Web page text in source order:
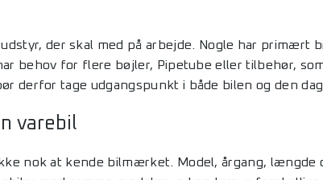
der skal med på arbejde. Nogle har primært
behov for flere bøjler, Pipetube eller tilbehør,
derfor tage udgangspunkt i både bilen og den
varebil
nok at kende bilmærket. Model, årgang, længde